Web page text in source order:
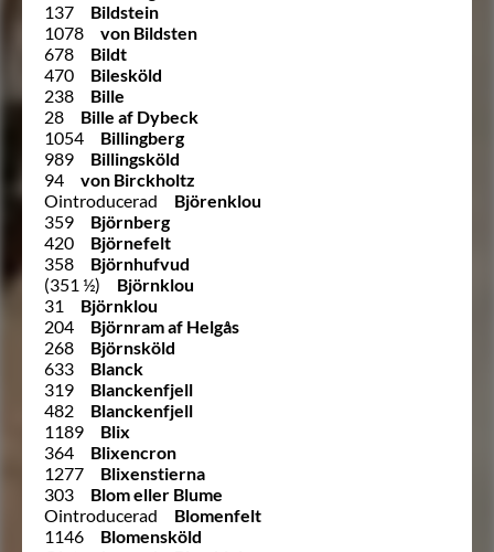
137
Bildstein
1078
von Bildsten
678
Bildt
470
Bilesköld
238
Bille
28
Bille af Dybeck
1054
Billingberg
989
Billingsköld
94
von Birckholtz
Ointroducerad
Björenklou
359
Björnberg
420
Björnefelt
358
Björnhufvud
(351 ½)
Björnklou
31
Björnklou
204
Björnram af Helgås
268
Björnsköld
633
Blanck
319
Blanckenfjell
482
Blanckenfjell
1189
Blix
364
Blixencron
1277
Blixenstierna
303
Blom eller Blume
Ointroducerad
Blomenfelt
1146
Blomensköld